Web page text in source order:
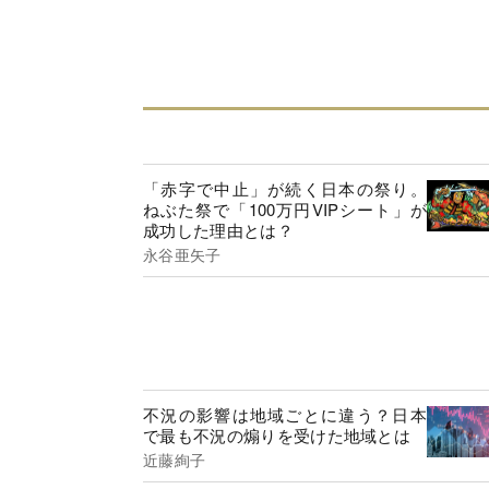
「赤字で中止」が続く日本の祭り。
ねぶた祭で「100万円VIPシート」が
成功した理由とは？
永谷亜矢子
不況の影響は地域ごとに違う？日本
で最も不況の煽りを受けた地域とは
近藤絢子